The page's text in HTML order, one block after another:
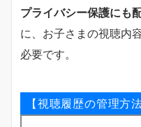
プライバシー保護にも
に、お子さまの視聴内
必要です。
【視聴履歴の管理方法